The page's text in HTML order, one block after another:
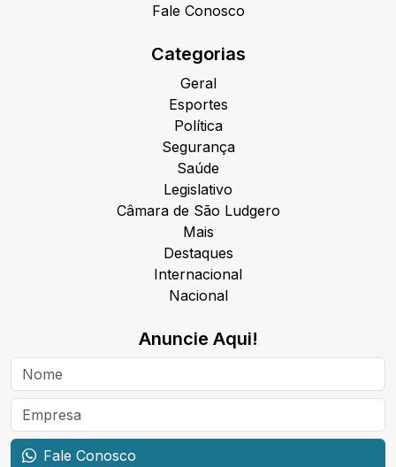
Fale Conosco
Categorias
Geral
Esportes
Política
Segurança
Saúde
Legislativo
Câmara de São Ludgero
Mais
Destaques
Internacional
Nacional
Anuncie Aqui!
Fale Conosco